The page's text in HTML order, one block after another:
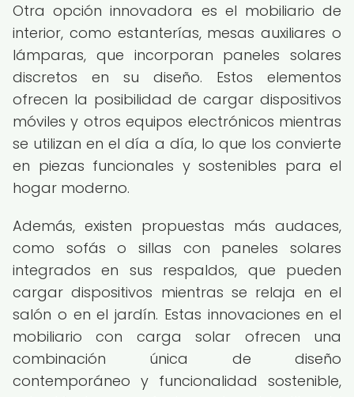
Otra opción innovadora es el mobiliario de
interior, como estanterías, mesas auxiliares o
lámparas, que incorporan paneles solares
discretos en su diseño. Estos elementos
ofrecen la posibilidad de cargar dispositivos
móviles y otros equipos electrónicos mientras
se utilizan en el día a día, lo que los convierte
en piezas funcionales y sostenibles para el
hogar moderno.
Además, existen propuestas más audaces,
como sofás o sillas con paneles solares
integrados en sus respaldos, que pueden
cargar dispositivos mientras se relaja en el
salón o en el jardín. Estas innovaciones en el
mobiliario con carga solar ofrecen una
combinación única de diseño
contemporáneo y funcionalidad sostenible,